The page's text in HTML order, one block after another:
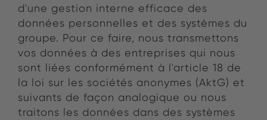
d'une gestion interne efficace des
données personnelles et des systèmes du
groupe. Pour ce faire, nous transmettons
vos données à des entreprises qui nous
sont liées conformément à l'article 18 de
la loi sur les sociétés anonymes (AktG) et
suivants de façon analogique ou nous
traitons les données dans des systèmes